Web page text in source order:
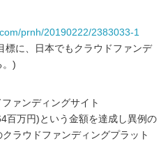
prnh/20190222/2383033-1
標に、日本でもクラウドファンデ
。)
ァンディングサイト
百万円)という金額を達成し異例の
ラウドファンディングプラット